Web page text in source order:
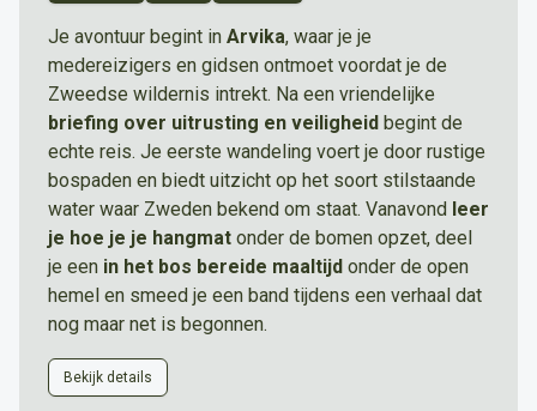
Je avontuur begint in Arvika, waar je je
medereizigers en gidsen ontmoet voordat je de
Zweedse wildernis intrekt. Na een vriendelijke
briefing over uitrusting en veiligheid begint de
echte reis. Je eerste wandeling voert je door rustige
bospaden en biedt uitzicht op het soort stilstaande
water waar Zweden bekend om staat. Vanavond leer
je hoe je je hangmat onder de bomen opzet, deel
je een in het bos bereide maaltijd onder de open
hemel en smeed je een band tijdens een verhaal dat
nog maar net is begonnen.
Bekijk details